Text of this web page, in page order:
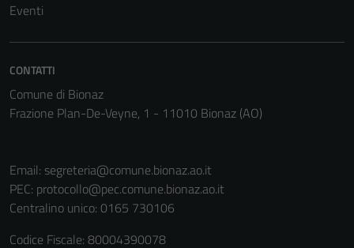
Eventi
CONTATTI
Comune di Bionaz
Frazione Plan-De-Veyne, 1 - 11010 Bionaz (AO)
Email: segreteria@comune.bionaz.ao.it
PEC: protocollo@pec.comune.bionaz.ao.it
Centralino unico: 0165 730106
Codice Fiscale: 80004390078
non raccolgono